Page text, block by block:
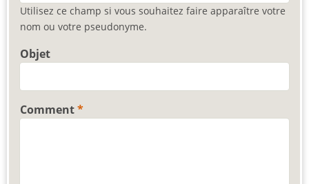
Utilisez ce champ si vous souhaitez faire apparaître votre
nom ou votre pseudonyme.
Objet
Comment